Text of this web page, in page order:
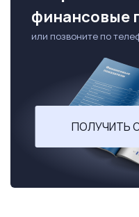
финансовые
или позвоните по
ПОЛУЧИТЬ